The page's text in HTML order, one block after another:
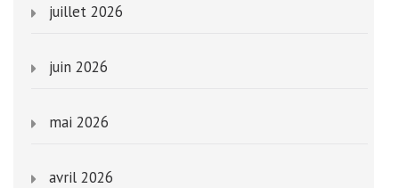
juillet 2026
juin 2026
mai 2026
avril 2026